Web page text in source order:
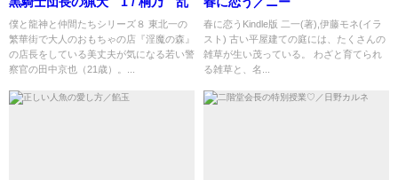
僕と龍神と仲間たちシリーズ８ 東北一の
繁華街で大人のおもちゃの店『淫魔の森』
の店長をしている美丈夫が気になる若い警
察官の田中京也（21歳）。...
春に恋うKindle版 二一(著),伊藤モネ(イラ
スト) 古い平屋建ての庭には、たくさんの
雑草が生い茂っている。 わざと育てられ
る雑草と、名...